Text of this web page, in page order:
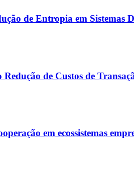
de Entropia em Sistemas
de Custos de
em ecossistemas